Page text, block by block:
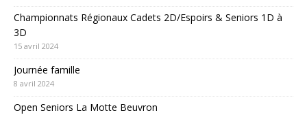
Championnats Régionaux Cadets 2D/Espoirs & Seniors 1D à
3D
15 avril 2024
Journée famille
8 avril 2024
Open Seniors La Motte Beuvron